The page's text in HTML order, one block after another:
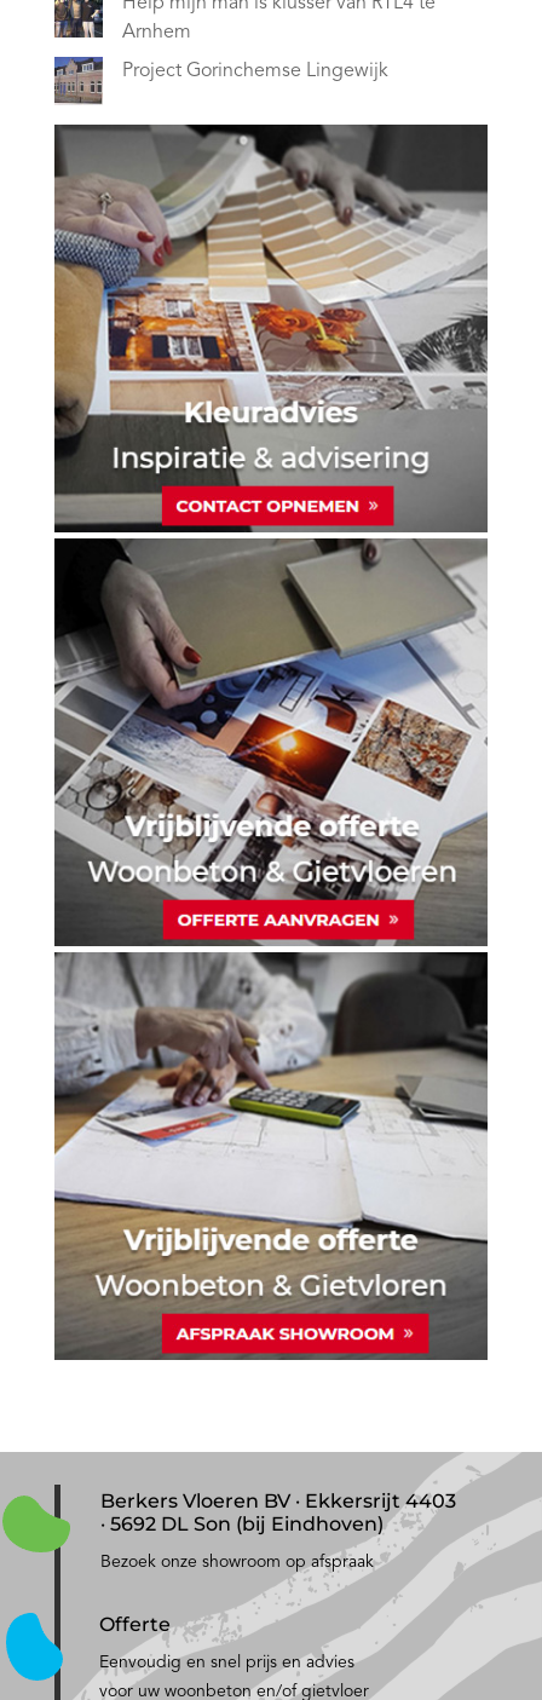
Help mijn man is klusser van RTL4 te
Arnhem
Project Gorinchemse Lingewijk
Berkers Vloeren BV · Ekkersrijt 4403
· 5692 DL Son (bij Eindhoven)
Bezoek onze showroom op afspraak
Offerte
Eenvoudig en snel prijs en advies
voor uw woonbeton en/of gietvloer